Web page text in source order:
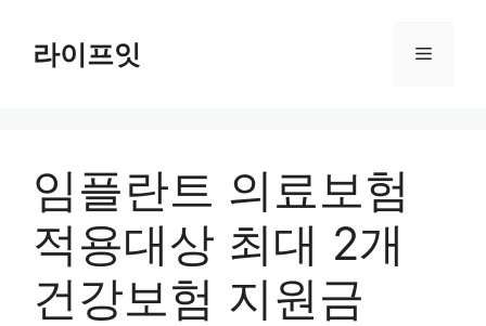
content라이프잇 Menu
임플란트 의료보험
적용대상 최대 2개
건강보험 지원금